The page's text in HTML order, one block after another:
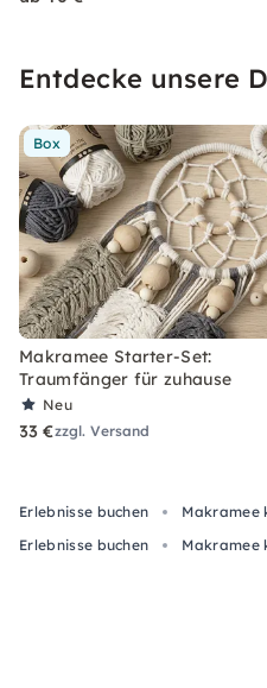
Entdecke unsere
Box
Makramee Starter-Set:
Traumfänger für zuhause
Neu
33 €zzgl. Versand
Erlebnisse buchen Makramee
Erlebnisse buchen
Makramee